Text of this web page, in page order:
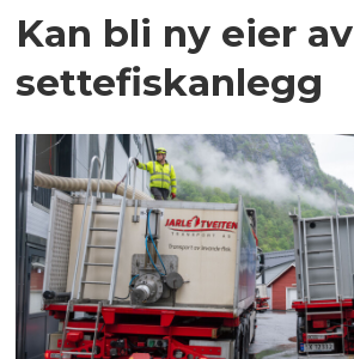
Kan bli ny eier av
settefiskanlegg